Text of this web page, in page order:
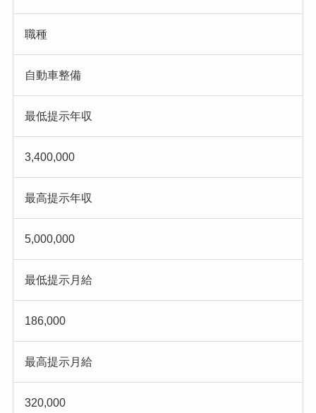
職種
自動車整備
最低提示年収
3,400,000
最高提示年収
5,000,000
最低提示月給
186,000
最高提示月給
320,000